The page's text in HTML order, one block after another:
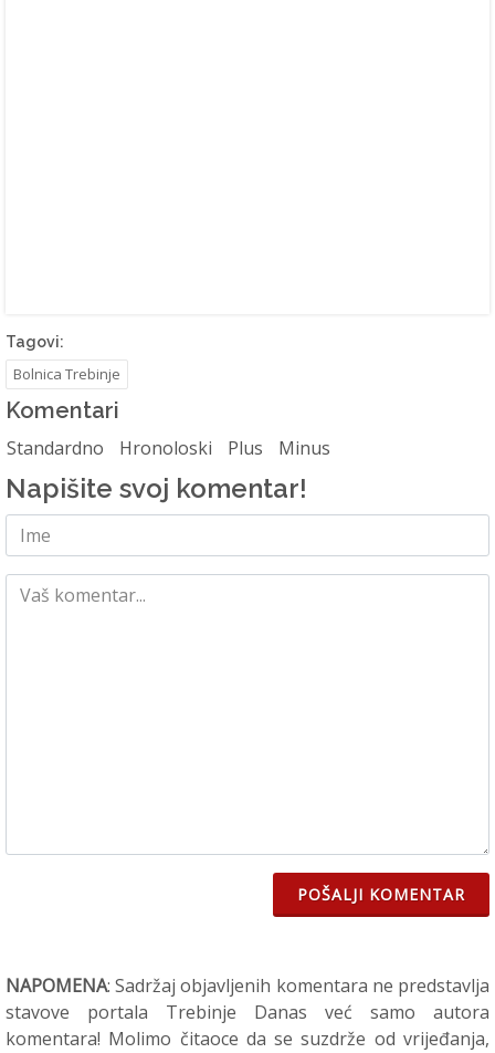
Tagovi:
Bolnica Trebinje
Komentari
Standardno Hronoloski Plus Minus
Napišite svoj komentar!
POŠALJI KOMENTAR
NAPOMENA: Sadržaj objavljenih komentara ne predstavlja
stavove portala Trebinje Danas već samo autora
komentara! Molimo čitaoce da se suzdrže od vrijeđanja,